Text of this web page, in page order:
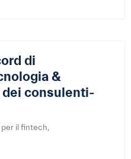
di
&
consulenti-
per il fintech,